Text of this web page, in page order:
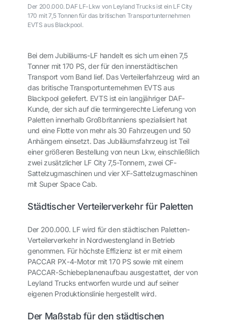
Der 200.000. DAF LF-Lkw von Leyland Trucks ist ein LF City
170 mit 7,5 Tonnen für das britischen Transportunternehmen
EVTS aus Blackpool.
Bei dem Jubiläums-LF handelt es sich um einen 7,5
Tonner mit 170 PS, der für den innerstädtischen
Transport vom Band lief. Das Verteilerfahrzeug wird an
das britische Transportunternehmen EVTS aus
Blackpool geliefert. EVTS ist ein langjähriger DAF-
Kunde, der sich auf die termingerechte Lieferung von
Paletten innerhalb Großbritanniens spezialisiert hat
und eine Flotte von mehr als 30 Fahrzeugen und 50
Anhängern einsetzt. Das Jubiläumsfahrzeug ist Teil
einer größeren Bestellung von neun Lkw, einschließlich
zwei zusätzlicher LF City 7,5-Tonnern, zwei CF-
Sattelzugmaschinen und vier XF-Sattelzugmaschinen
mit Super Space Cab.
Städtischer Verteilerverkehr für Paletten
Der 200.000. LF wird für den städtischen Paletten-
Verteilerverkehr in Nordwestengland in Betrieb
genommen. Für höchste Effizienz ist er mit einem
PACCAR PX-4-Motor mit 170 PS sowie mit einem
PACCAR-Schiebeplanenaufbau ausgestattet, der von
Leyland Trucks entworfen wurde und auf seiner
eigenen Produktionslinie hergestellt wird.
Der Maßstab für den städtischen